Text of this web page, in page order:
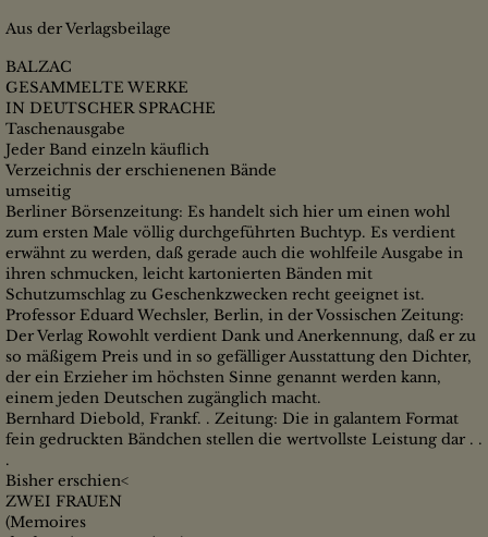
Aus der Verlagsbeilage
BALZAC
GESAMMELTE WERKE
IN DEUTSCHER SPRACHE
Taschenausgabe
Jeder Band einzeln käuflich
Verzeichnis der erschienenen Bände
umseitig
Berliner Börsenzeitung: Es handelt sich hier um einen wohl
zum ersten Male völlig durchgeführten Buchtyp. Es verdient
erwähnt zu werden, daß gerade auch die wohlfeile Ausgabe in
ihren schmucken, leicht kartonierten Bänden mit
Schutzumschlag zu Geschenkzwecken recht geeignet ist.
Professor Eduard Wechsler, Berlin, in der Vossischen Zeitung:
Der Verlag Rowohlt verdient Dank und Anerkennung, daß er zu
so mäßigem Preis und in so gefälliger Ausstattung den Dichter,
der ein Erzieher im höchsten Sinne genannt werden kann,
einem jeden Deutschen zugänglich macht.
Bernhard Diebold, Frankf. . Zeitung: Die in galantem Format
fein gedruckten Bändchen stellen die wertvollste Leistung dar . .
.
Bisher erschien<
ZWEI FRAUEN
(Memoires